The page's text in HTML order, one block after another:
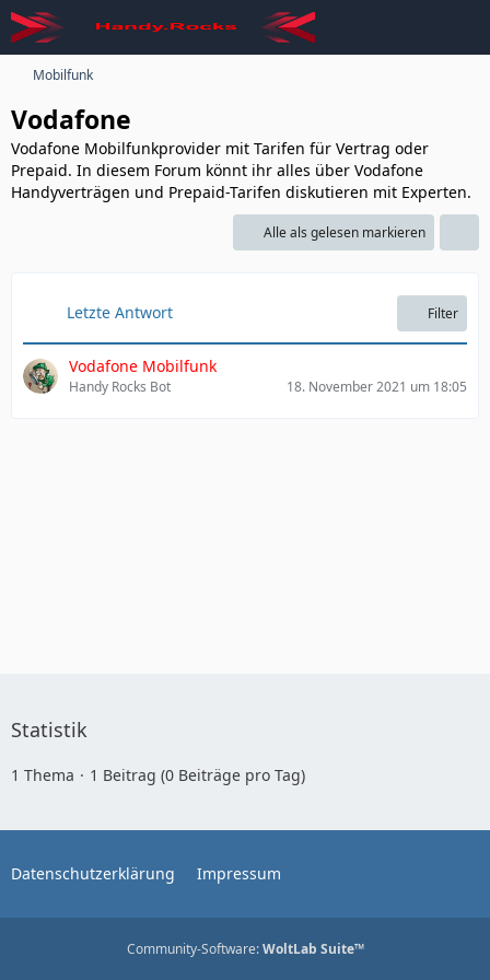
Mobilfunk
Vodafone
Vodafone Mobilfunkprovider mit Tarifen für Vertrag oder
Prepaid. In diesem Forum könnt ihr alles über Vodafone
Handyverträgen und Prepaid-Tarifen diskutieren mit Experten.
Alle als gelesen markieren
Letzte Antwort Filter
Vodafone Mobilfunk
Handy Rocks Bot 18. November 2021 um 18:05
Statistik
1 Thema 1 Beitrag (0 Beiträge pro Tag)
Datenschutzerklärung Impressum
Community-Software:WoltLab Suite™